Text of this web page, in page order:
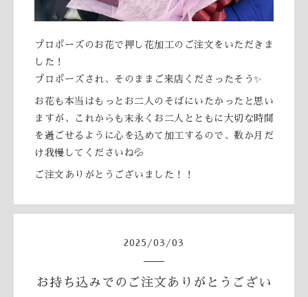
プロポーズのお花で押し花加工のご注文をいただきま
した！
プロポーズされ、そのままご来店くださったそう✨
お花も本当はもっとお二人のそばにいたかったと思い
ますが、これからも末永くお二人とともに大切な時間
を過ごせるように心を込めて加工するので、数か月だ
け我慢してくださいね💦
ご注文ありがとうございました！！
2025 /03 /03
お持ち込みでのご注文ありがとうござい